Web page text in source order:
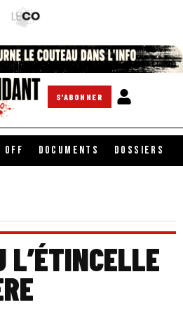
S'ABONNER
OFF DOCUMENTS DOSSIERS
L’ÉTINCELLE